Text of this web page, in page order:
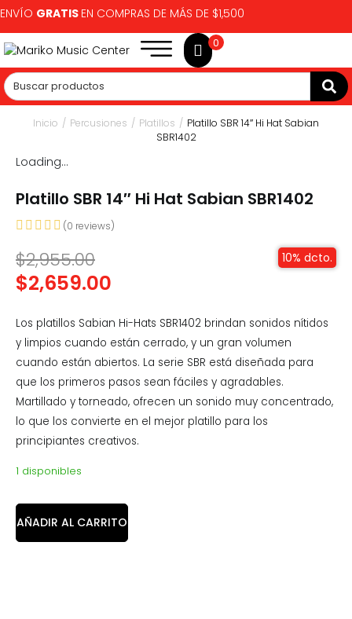
ENVÍO GRATIS EN COMPRAS DE MÁS DE $1,500
0
Inicio / Percusiones / Platillos / Platillo SBR 14″ Hi Hat Sabian
SBR1402
Loading...
Platillo SBR 14″ Hi Hat Sabian SBR1402
(0 reviews)
$2,955.00
$2,659.00
10% dcto.
Los platillos Sabian Hi-Hats SBR1402 brindan sonidos nítidos
y limpios cuando están cerrado, y un gran volumen
cuando están abiertos. La serie SBR está diseñada para
que los primeros pasos sean fáciles y agradables.
Martillado y torneado, ofrecen un sonido muy concentrado,
lo que los convierte en el mejor platillo para los
principiantes creativos.
1 disponibles
AÑADIR AL CARRITO